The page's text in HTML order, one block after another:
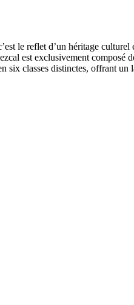
le reflet d’un héritage
est exclusivement composé
six classes distinctes, offrant un